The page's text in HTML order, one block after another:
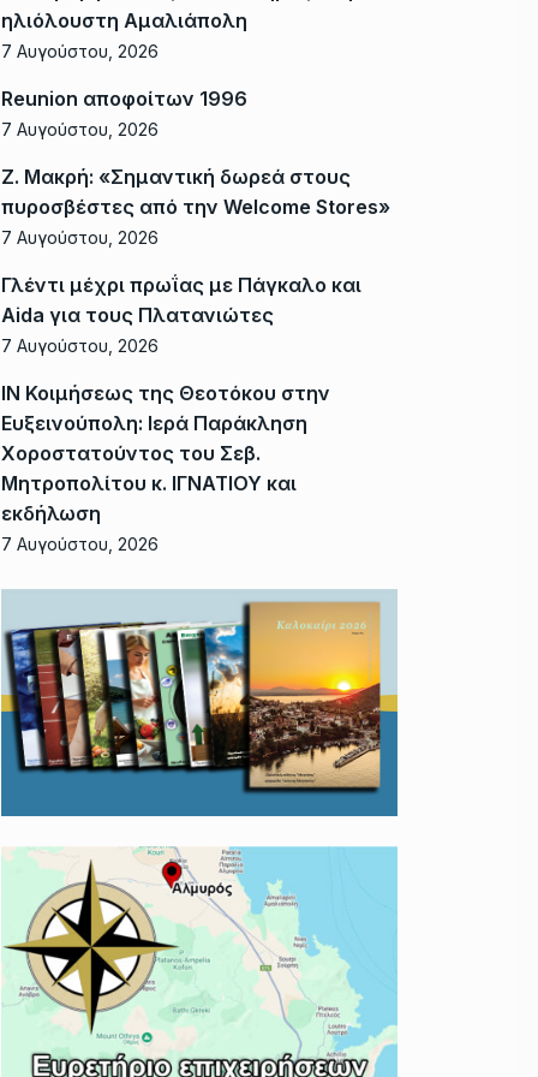
ηλιόλουστη Αμαλιάπολη
7 Αυγούστου, 2026
Reunion αποφοίτων 1996
7 Αυγούστου, 2026
Ζ. Μακρή: «Σημαντική δωρεά στους
πυροσβέστες από την Welcome Stores»
7 Αυγούστου, 2026
Γλέντι μέχρι πρωΐας με Πάγκαλο και
Aida για τους Πλατανιώτες
7 Αυγούστου, 2026
ΙΝ Κοιμήσεως της Θεοτόκου στην
Ευξεινούπολη: Ιερά Παράκληση
Χοροστατούντος του Σεβ.
Μητροπολίτου κ. ΙΓΝΑΤΙΟΥ και
εκδήλωση
7 Αυγούστου, 2026